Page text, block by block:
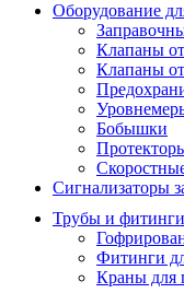
Оборудование
Клапаны
Клапаны
Бобышки
Сигнализаторы
Трубы и фитинги
Фитинги
Краны для